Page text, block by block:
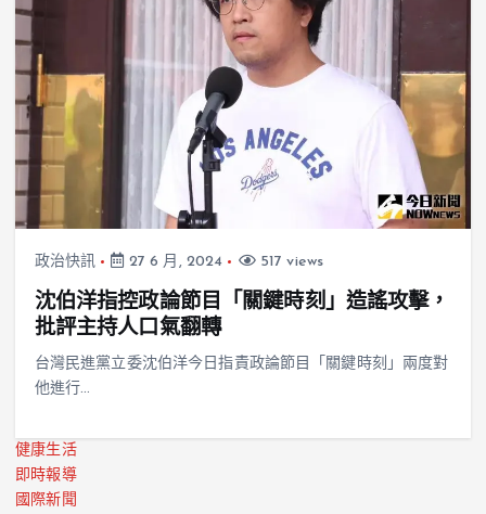
政治快訊 27 6 月, 2024 517 views
沈伯洋指控政論節目「關鍵時刻」造謠攻擊，
批評主持人口氣翻轉
台灣民進黨立委沈伯洋今日指責政論節目「關鍵時刻」兩度對
他進行…
健康生活
即時報導
國際新聞